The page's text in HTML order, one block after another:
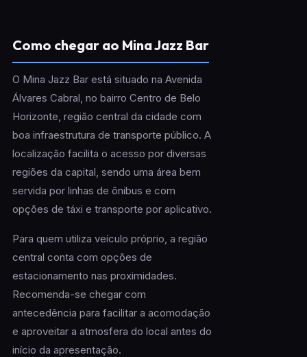
Como chegar ao Mina Jazz Bar
O Mina Jazz Bar está situado na Avenida
Álvares Cabral, no bairro Centro de Belo
Horizonte, região central da cidade com
boa infraestrutura de transporte público. A
localização facilita o acesso por diversas
regiões da capital, sendo uma área bem
servida por linhas de ônibus e com
opções de táxi e transporte por aplicativo.
Para quem utiliza veículo próprio, a região
central conta com opções de
estacionamento nas proximidades.
Recomenda-se chegar com
antecedência para facilitar a acomodação
e aproveitar a atmosfera do local antes do
início da apresentação.